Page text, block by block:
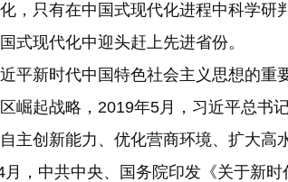
，只有在中国式现代化进程中科学
式现代化中迎头赶上先进省份。
新时代中国特色社会主义思想的重
崛起战略，2019年5月，习近平总书
主创新能力、优化营商环境、扩大
，中共中央、国务院印发《关于新